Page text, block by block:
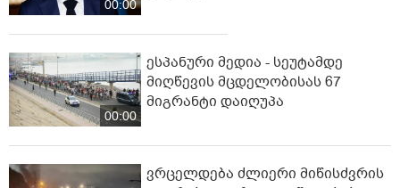
00:00
00:00
ესპანური მედია - სეუტამდე
მიღწევის მცდელობისას 67
მიგრანტი დაიღუპა
ვრცელდება ძლიერი მიწისძვრის